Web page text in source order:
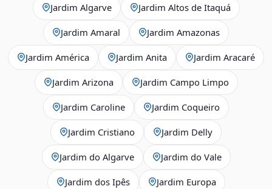
Jardim Algarve Jardim Altos de Itaquá
Jardim Amaral Jardim Amazonas
Jardim América Jardim Anita Jardim Aracaré
Jardim Arizona Jardim Campo Limpo
Jardim Caroline Jardim Coqueiro
Jardim Cristiano Jardim Delly
Jardim do Algarve Jardim do Vale
Jardim dos Ipês Jardim Europa